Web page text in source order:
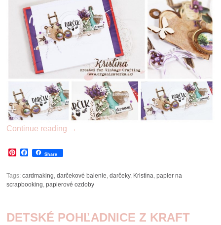
Continue reading →
Pinterest
Facebook
Share
Tags:cardmaking,darčekové balenie,darčeky, Kristína,papier na
scrapbooking,papierové ozdoby
DETSKÉ POHĽADNICE Z KRAFT